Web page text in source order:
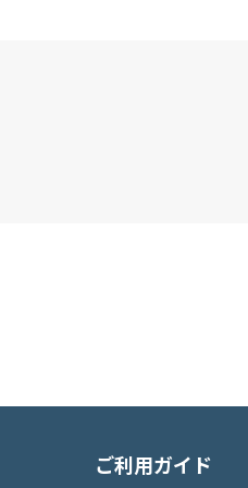
ご利用ガイド